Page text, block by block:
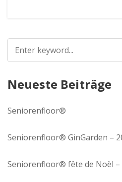
Neueste Beiträge
Seniorenfloor®
Seniorenfloor® GinGarden –
Seniorenfloor® fête de Noël –